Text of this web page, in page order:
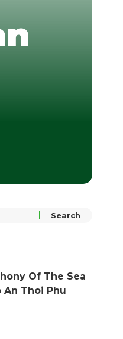
Of The Sea
An Thoi Phu